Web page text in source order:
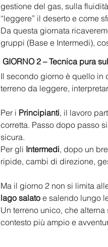
gestione del gas, sulla
“leggere” il deserto e come
Da questa giornata
gruppi (Base e Intermedi),
GIORNO 2 – Tecnica pura
Il secondo giorno è quello in
terreno da leggere,
Per i Principianti, il lavoro
corretta. Passo dopo passo
sicura.
Per gli Intermedi, dopo un
ripide, cambi di direzione,
Ma il giorno 2 non si limita
lago salato e salendo lungo
Un terreno unico, che
contesto più ampio e